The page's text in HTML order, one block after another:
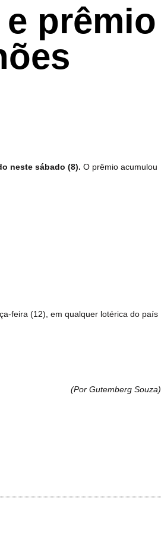
prêmio
neste sábado (8). O prêmio acumulou
feira (12), em qualquer lotérica do país
(Por Gutemberg Souza)